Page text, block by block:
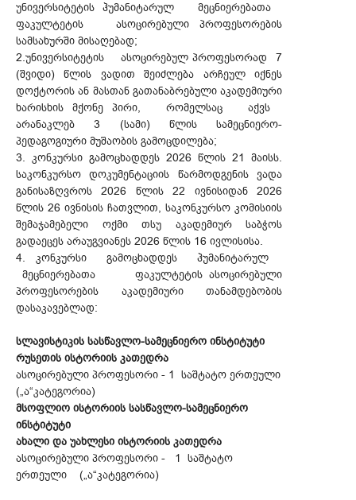
უნივერსიტეტის ჰუმანიტარულ მეცნიერებათა
ფაკულტეტის ასოცირებული პროფესორების
სამსახურში მისაღებად;
2.უნივერსიტეტის ასოცირებულ პროფესორად 7
(შვიდი) წლის ვადით შეიძლება არჩეულ იქნეს
დოქტორის ან მასთან გათანაბრებული აკადემიური
ხარისხის მქონე პირი, რომელსაც აქვს
არანაკლებ 3 (სამი) წლის სამეცნიერო-
პედაგოგიური მუშაობის გამოცდილება;
3. კონკურსი გამოცხადდეს 2026 წლის 21 მაისს.
საკონკურსო დოკუმენტაციის წარმოდგენის ვადა
განისაზღვროს 2026 წლის 22 ივნისიდან 2026
წლის 26 ივნისის ჩათვლით, საკონკურსო კომისიის
შემაჯამებელი ოქმი თსუ აკადემიურ საბჭოს
გადაეცეს არაუგვიანეს 2026 წლის 16 ივლისისა.
4. კონკურსი გამოცხადდეს ჰუმანიტარულ
მეცნიერებათა ფაკულტეტის ასოცირებული
პროფესორების აკადემიური თანამდებობის
დასაკავებლად:
სლავისტიკის სასწავლო-სამეცნიერო ინსტიტუტი
რუსეთის ისტორიის კათედრა
ასოცირებული პროფესორი - 1 საშტატო ერთეული
(„ა“კატეგორია)
მსოფლიო ისტორიის სასწავლო-სამეცნიერო
ინსტიტუტი
ახალი და უახლესი ისტორიის კათედრა
ასოცირებული პროფესორი - 1 საშტატო
ერთეული („ა“კატეგორია)